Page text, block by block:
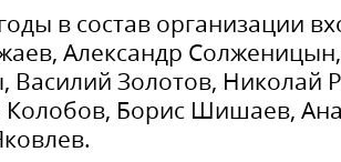
в состав организации
Александр
Василий Золотов, Николай
Борис Шишаев,